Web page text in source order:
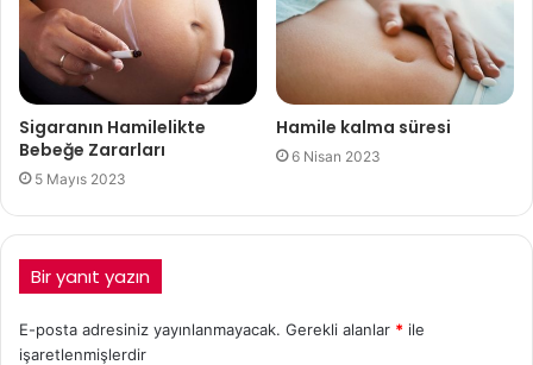
Sigaranın Hamilelikte
Bebeğe Zararları
5 Mayıs 2023
Hamile kalma süresi
6 Nisan 2023
Bir yanıt yazın
E-posta adresiniz yayınlanmayacak. Gerekli alanlar * ile
işaretlenmişlerdir